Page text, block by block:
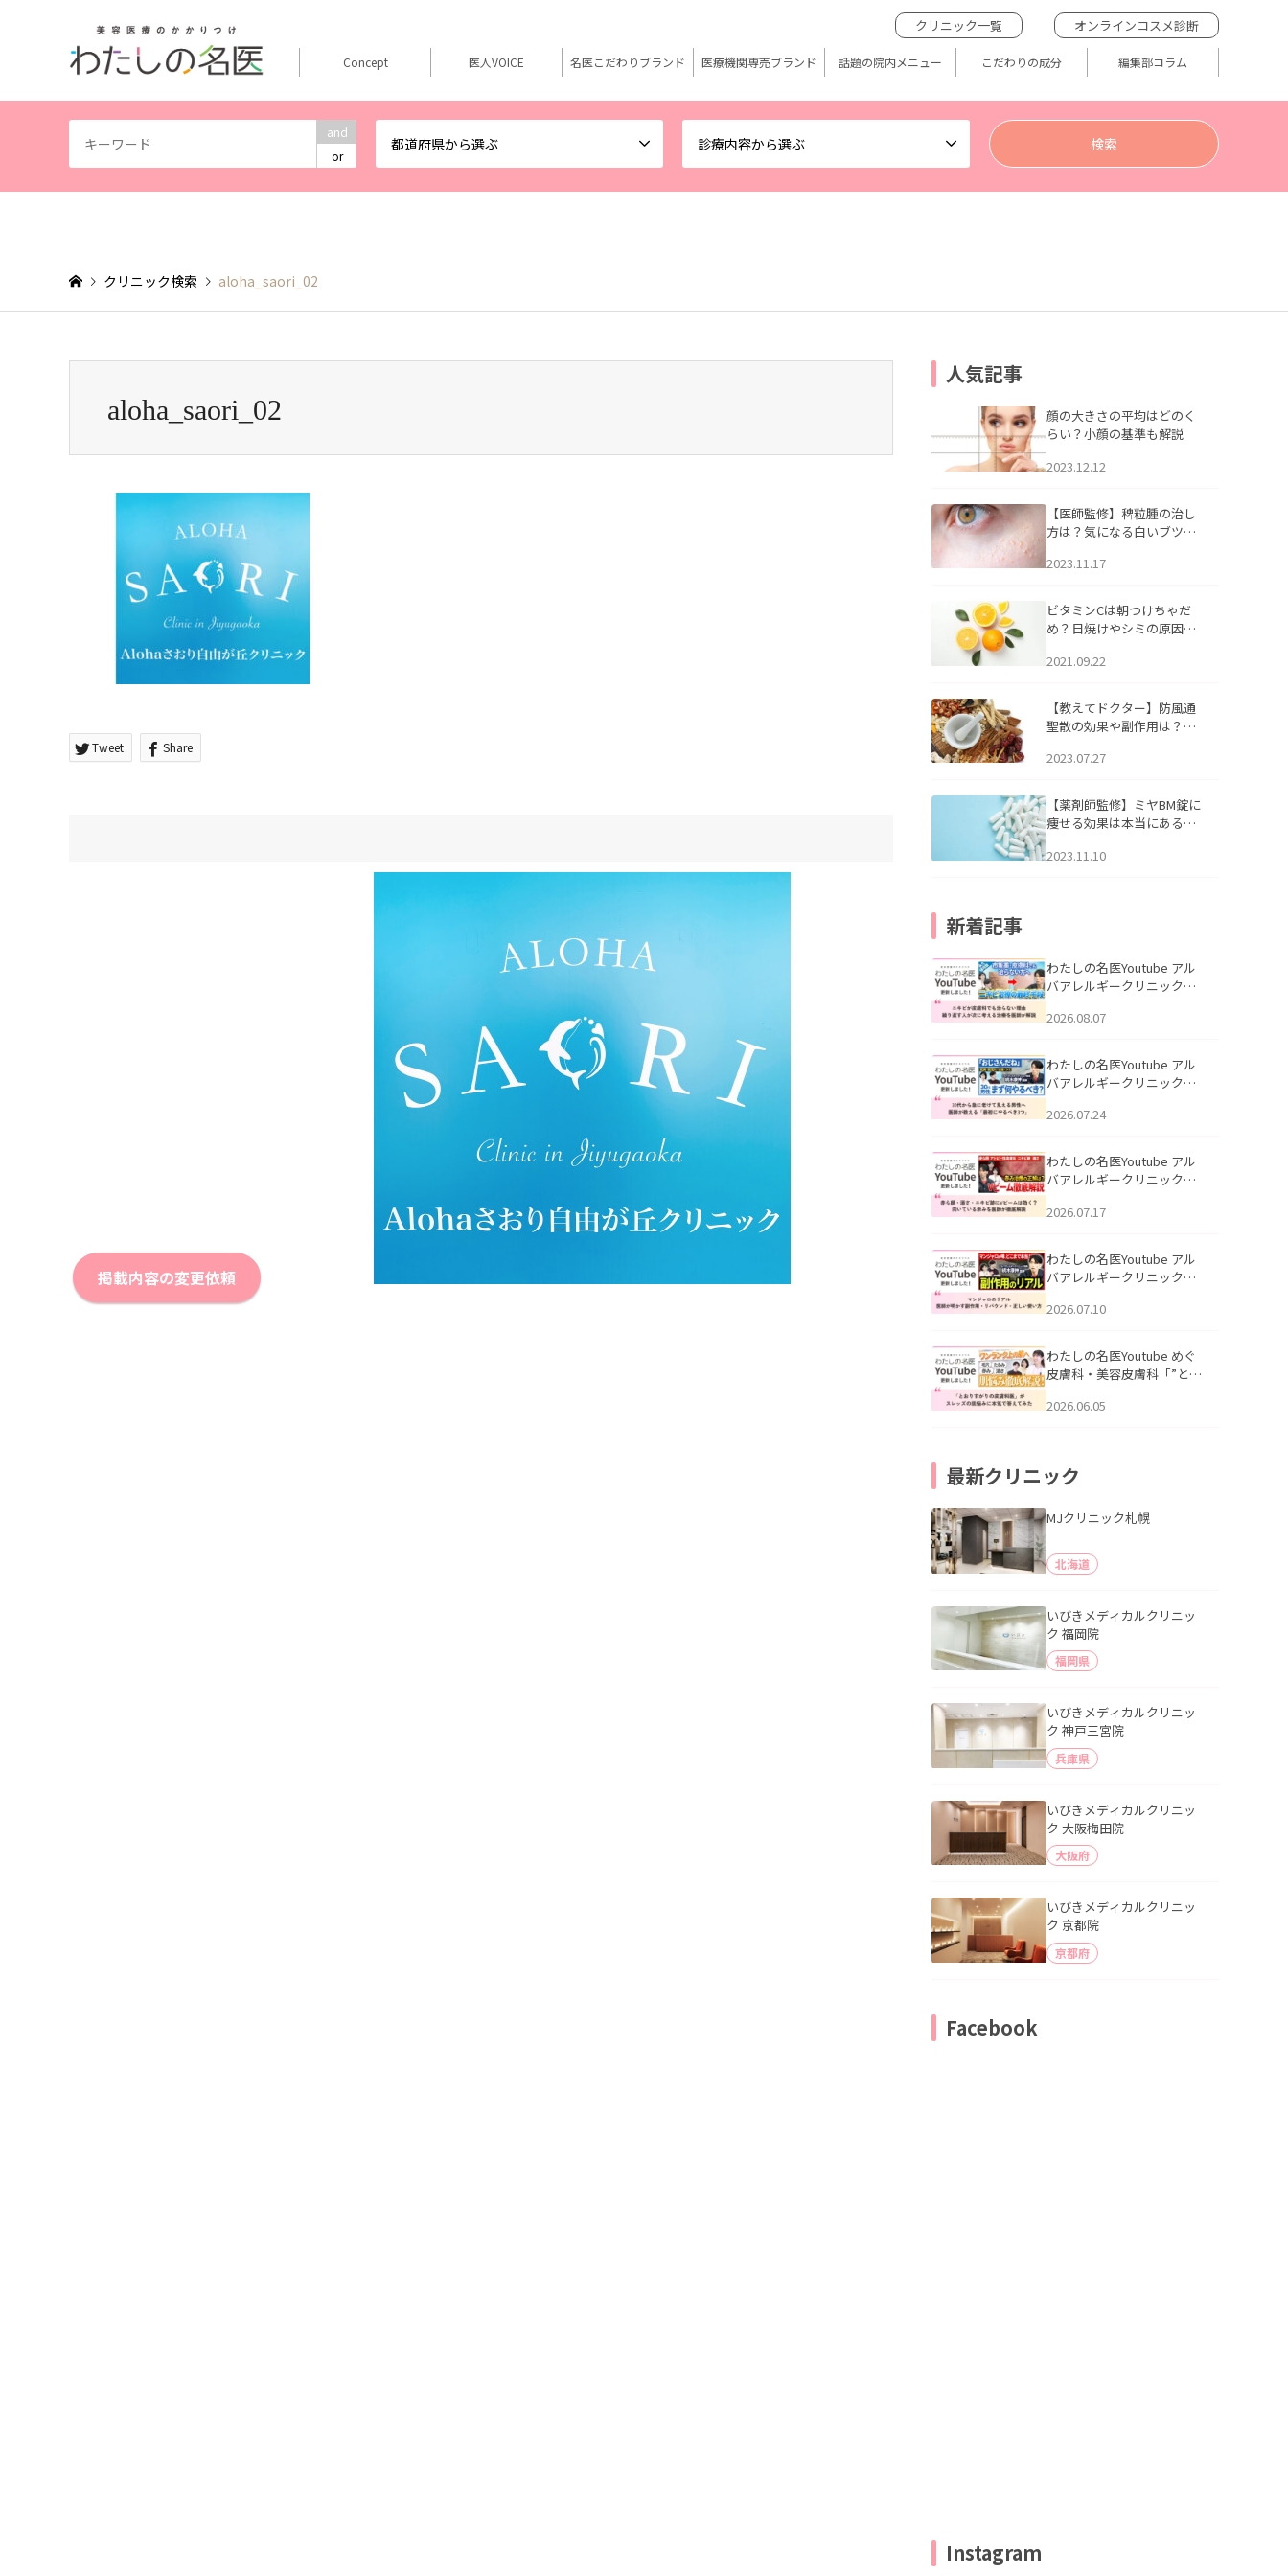
and
or
都道府県から選ぶ 診療内容から選ぶ
クリニック一覧 オンラインコスメ診断
Concept 医人VOICE 名医こだわりブランド 医療機関専売ブランド 話題の院内メニュー こだわりの成分 編集部コラム
クリニック検索 aloha_saori_02
aloha_saori_02
Tweet Share
掲載内容の変更依頼
人気記事
顔の大きさの平均はどのく
らい？小顔の基準も解説
2023.12.12
【医師監修】稗粒腫の治し
方は？気になる白いブツブ
アについて
2023.11.17
ビタミンCは朝つけちゃだ
め？日焼けやシミの原因に
2021.09.22
【教えてドクター】防風通
聖散の効果や副作用は？長
2023.07.27
【薬剤師監修】ミヤBM錠に
痩せる効果は本当にある
2023.11.10
新着記事
わたしの名医Youtube アル
バアレルギークリニック札
らない理由｜繰り返す人が
説」を公開いたしました。
2026.08.07
わたしの名医Youtube アル
バアレルギークリニック札
える男性へ｜医師が教える
公開いたしました。
2026.07.24
わたしの名医Youtube アル
バアレルギークリニック札
跡にVビームは効く？向いて
説」を公開いたしました。
2026.07.17
わたしの名医Youtube アル
バアレルギークリニック札
医師が明かす副作用・リバ
公開いたしました。
2026.07.10
わたしの名医Youtube めぐ
皮膚科・美容皮膚科「”とお
ッズの肌悩みに本気で答え
2026.06.05
最新クリニック
MJクリニック札幌
北海道
いびきメディカルクリニッ
ク 福岡院
福岡県
いびきメディカルクリニッ
ク 神戸三宮院
兵庫県
いびきメディカルクリニッ
ク 大阪梅田院
大阪府
いびきメディカルクリニッ
ク 京都院
京都府
Facebook
Instagram